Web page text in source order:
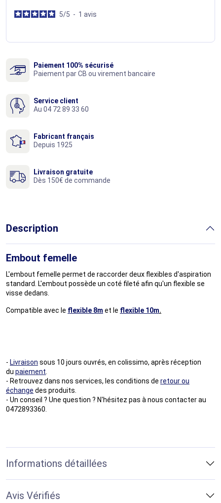
5/5 - 1 avis
Paiement 100% sécurisé
Paiement par CB ou virement bancaire
Service client
Au 04 72 89 33 60
Fabricant français
Depuis 1925
Livraison gratuite
Dès 150€ de commande
Description
Embout femelle
L'embout femelle permet de raccorder deux flexibles d'aspiration
standard. L'embout possède un coté fileté afin qu'un flexible se
visse dedans.
Compatible avec le flexible 8m et le flexible 10m.
- Livraison sous 10 jours ouvrés, en colissimo, après réception
du paiement
- Retrouvez dans nos services, les conditions de retour ou
échange des produits.
- Un conseil ? Une question ? N'hésitez pas à nous contacter au
0472893360.
Informations détaillées
Avis Vérifiés